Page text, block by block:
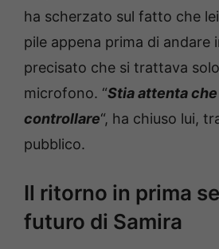
ha scherzato sul fatto che
pile appena prima di andare
precisato che si trattava
microfono. “Stia attenta
controllare“, ha chiuso lui,
pubblico.
Il ritorno in prima
futuro di Samira